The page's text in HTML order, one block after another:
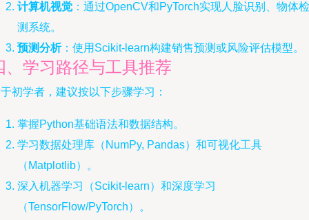
计算机视觉：通过OpenCV和PyTorch实现人脸识别、物体检
测系统。
预测分析：使用Scikit-learn构建销售预测或风险评估模型。
、学习路径与工具推荐
初学者，建议按以下步骤学习：
掌握Python基础语法和数据结构。
学习数据处理库（NumPy, Pandas）和可视化工具
（Matplotlib）。
深入机器学习（Scikit-learn）和深度学习
（TensorFlow/PyTorch）。